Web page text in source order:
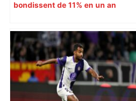
bondissent de 11% en un an